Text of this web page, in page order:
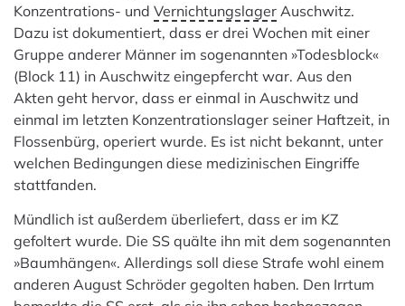
Konzentrations- und Vernichtungslager Auschwitz.
Dazu ist dokumentiert, dass er drei Wochen mit einer
Gruppe anderer Männer im sogenannten »Todesblock«
(Block 11) in Auschwitz eingepfercht war. Aus den
Akten geht hervor, dass er einmal in Auschwitz und
einmal im letzten Konzentrationslager seiner Haftzeit, in
Flossenbürg, operiert wurde. Es ist nicht bekannt, unter
welchen Bedingungen diese medizinischen Eingriffe
stattfanden.
Mündlich ist außerdem überliefert, dass er im KZ
gefoltert wurde. Die SS quälte ihn mit dem sogenannten
»Baumhängen«. Allerdings soll diese Strafe wohl einem
anderen August Schröder gegolten haben. Den Irrtum